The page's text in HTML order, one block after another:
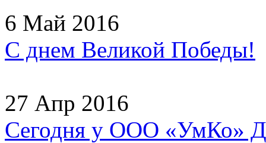
6 Май 2016
С днем Великой Победы!
27 Апр 2016
Сегодня у ООО «УмКо»